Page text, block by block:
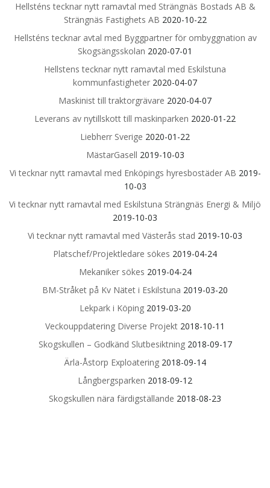
Hellsténs tecknar nytt ramavtal med Strängnäs Bostads AB &
Strängnäs Fastighets AB 2020-10-22
Hellsténs tecknar avtal med Byggpartner för ombyggnation av
Skogsängsskolan 2020-07-01
Hellstens tecknar nytt ramavtal med Eskilstuna
kommunfastigheter 2020-04-07
Maskinist till traktorgrävare 2020-04-07
Leverans av nytillskott till maskinparken 2020-01-22
Liebherr Sverige 2020-01-22
MästarGasell 2019-10-03
Vi tecknar nytt ramavtal med Enköpings hyresbostäder AB 2019-
10-03
Vi tecknar nytt ramavtal med Eskilstuna Strängnäs Energi & Miljö
2019-10-03
Vi tecknar nytt ramavtal med Västerås stad 2019-10-03
Platschef/Projektledare sökes 2019-04-24
Mekaniker sökes 2019-04-24
BM-Stråket på Kv Nätet i Eskilstuna 2019-03-20
Lekpark i Köping 2019-03-20
Veckouppdatering Diverse Projekt 2018-10-11
Skogskullen – Godkänd Slutbesiktning 2018-09-17
Ärla-Åstorp Exploatering 2018-09-14
Långbergsparken 2018-09-12
Skogskullen nära färdigställande 2018-08-23